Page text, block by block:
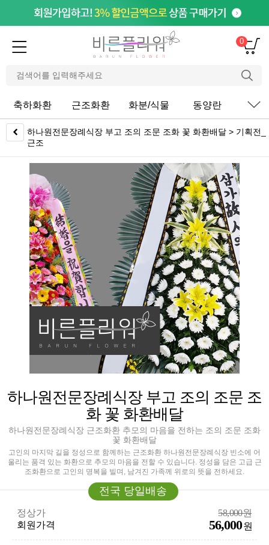
0
축하화환 근조화환 화분/식물 동양란 서
하나원전문장례식장 부고 조의 조문 조화 꽃 화환배달 > 기획전_
근조
하나원전문장례식장 부고 조의 조문 조
화 꽃 화환배달
하나원전문장례식장 근조화환 추모의 마음을 전하는 조의 조문 조화
꽃 화환배달
고인의 마지막 길을 정성으로 함께하는 근조화환 하나원전문장례식장 빈소에 어
울리는 품격 있는 화환으로 추모의 마음을 전할 수 있습니다. 정성을 담은 고급 근
조화환으로 고인의 명복을 빌며, 남겨진 가족께 위로의 뜻을 전하세요.
전국 당일배송
정상가
58,000원
회원가격
56,000원